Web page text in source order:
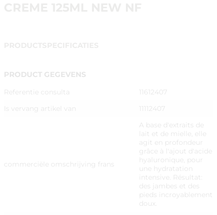
PRODUCT GEGEVENS
Referentie consulta
11612407
Is vervang artikel van
11112407
commerciële omschrijving frans
A base d'extraits de
lait et de mielle, elle
agit en profondeur
grâce à l'ajout d'acide
hyaluronique, pour
une hydratation
intensive. Résultat:
des jambes et des
pieds incroyablement
doux.